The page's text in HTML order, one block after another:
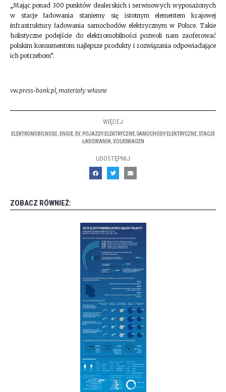
„Mając ponad 300 punktów dealerskich i serwisowych wyposażonych
w stacje ładowania staniemy się istotnym elementem krajowej
infrastruktury ładowania samochodów elektrycznym w Polsce. Takie
holistyczne podejście do elektromobilności pozwoli nam zaoferować
polskim konsumentom najlepsze produkty i rozwiązania odpowiadające
ich potrzebom”.
vw.press-bank.pl, materiały własne
WIĘCEJ
ELEKTROMOBILNOŚĆ, ENGIE, EV, POJAZDY ELEKTRYCZNE,SAMOCHODY ELEKTRYCZNE,STACJE
ŁADOWANIA,VOLKSWAGEN
UDOSTĘPNIJ
ZOBACZ RÓWNIEŻ: